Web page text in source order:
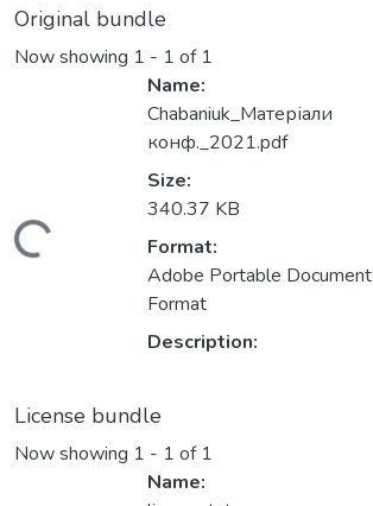
Original bundle
Now showing 1 - 1 of 1
Loading...
Name:
Chabaniuk_Матеріали
конф._2021.pdf
Size:
340.37 KB
Format:
Adobe Portable Document
Format
Description:
License bundle
Now showing 1 - 1 of 1
Name: